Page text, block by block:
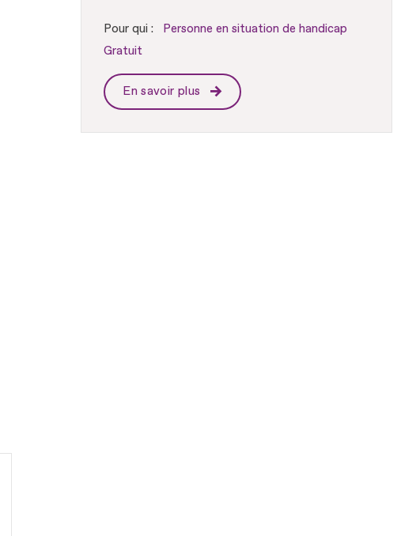
Pour qui :
Personne en situation de handicap
Gratuit
En savoir plus